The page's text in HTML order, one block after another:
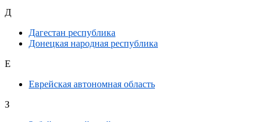
Д
Дагестан республика
Донецкая народная республика
Е
Еврейская автономная область
З